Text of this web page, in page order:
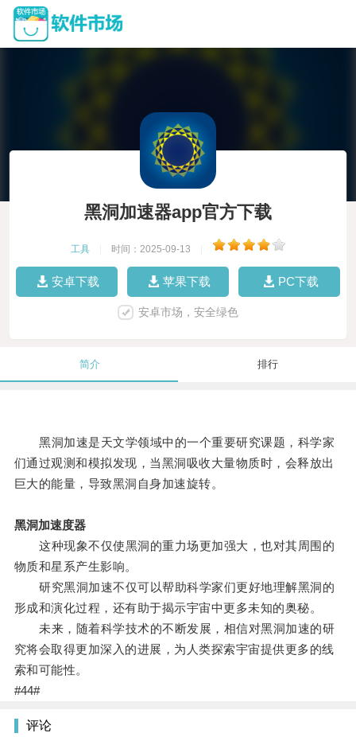
黑洞加速器app官方下载
工具 时间：2025-09-13
安卓下载 苹果下载 PC下载
安卓市场，安全绿色
简介 排行
黑洞加速是天文学领域中的一个重要研究课题，科学家
们通过观测和模拟发现，当黑洞吸收大量物质时，会释放出
巨大的能量，导致黑洞自身加速旋转。
黑洞加速度器
这种现象不仅使黑洞的重力场更加强大，也对其周围的
物质和星系产生影响。
研究黑洞加速不仅可以帮助科学家们更好地理解黑洞的
形成和演化过程，还有助于揭示宇宙中更多未知的奥秘。
未来，随着科学技术的不断发展，相信对黑洞加速的研
究将会取得更加深入的进展，为人类探索宇宙提供更多的线
索和可能性。
#44#
评论